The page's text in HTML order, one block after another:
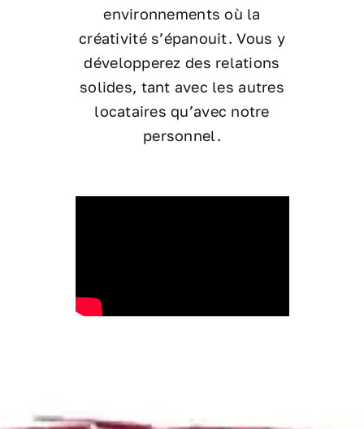
environnements où la
créativité s’épanouit. Vous y
développerez des relations
solides, tant avec les autres
locataires qu’avec notre
personnel.